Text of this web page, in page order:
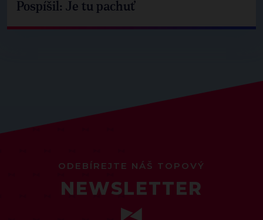
Pospíšil: Je tu pachuť
ODEBÍREJTE NÁŠ TOPOVÝ
NEWSLETTER